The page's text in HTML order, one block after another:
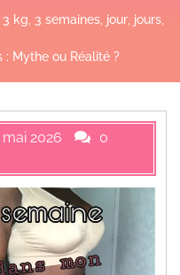
3 kg 3 semaines jour jours
Mythe ou Réalité ?
2026
0